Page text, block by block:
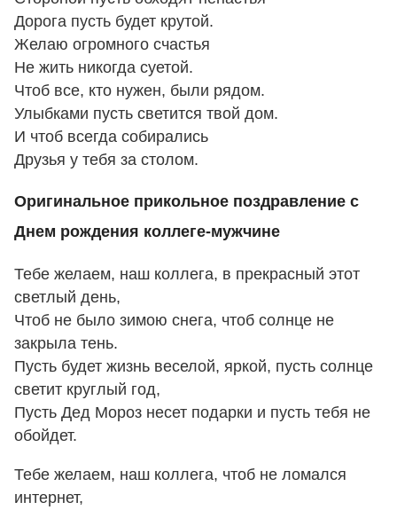
Дорога пусть будет крутой.
Желаю огромного счастья
Не жить никогда суетой.
Чтоб все, кто нужен, были рядом.
Улыбками пусть светится твой дом.
И чтоб всегда собирались
Друзья у тебя за столом.
Оригинальное прикольное поздравление с
Днем рождения коллеге-мужчине
Тебе желаем, наш коллега, в прекрасный этот
светлый день,
Чтоб не было зимою снега, чтоб солнце не
закрыла тень.
Пусть будет жизнь веселой, яркой, пусть солнце
светит круглый год,
Пусть Дед Мороз несет подарки и пусть тебя не
обойдет.
Тебе желаем, наш коллега, чтоб не ломался
интернет,